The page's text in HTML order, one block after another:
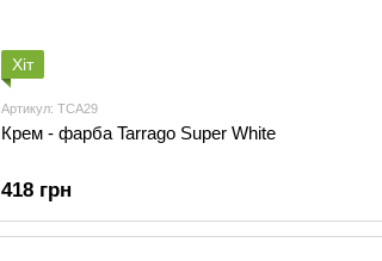
Хіт
Артикул: TCA29
Крем - фарба Tarrago Super White
418 грн